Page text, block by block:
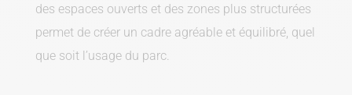
des espaces ouverts et des zones plus structurées
permet de créer un cadre agréable et équilibré, quel
que soit l’usage du parc.